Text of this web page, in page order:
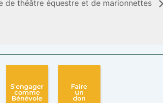
de théâtre équestre et de marionnettes
S'engager
comme
Bénévole
Faire
un
don